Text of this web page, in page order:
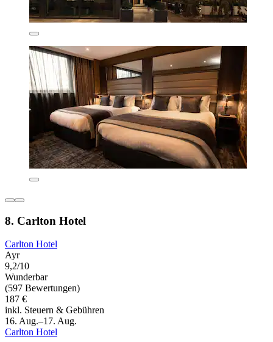
8. Carlton Hotel
Carlton Hotel
Ayr
9,2/10
Wunderbar
(597 Bewertungen)
187 €
inkl. Steuern & Gebühren
16. Aug.–17. Aug.
Carlton Hotel